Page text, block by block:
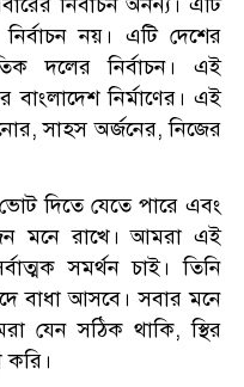
নয়। এটি দেশের
দলের নির্বাচন। এই
বাংলাদেশ নির্মাণের। এই
সাহস অর্জনের, নিজের
দিতে যেতে পারে এবং
মনে রাখে। আমরা এই
সমর্থন চাই। তিনি
বাধা আসবে। সবার মনে
যেন সঠিক থাকি, স্থির